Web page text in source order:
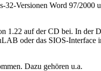
32-Versionen Word 97/
auf der CD bei. In der
oder das SIOS-
Dazu gehören u.a.